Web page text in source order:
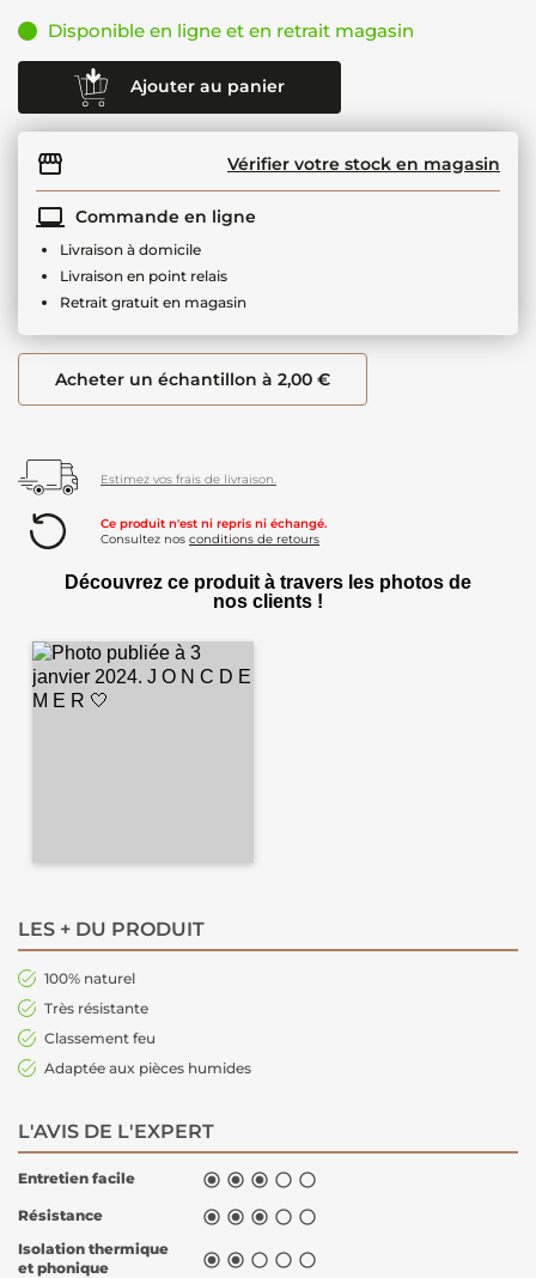
Disponible en ligne et en retrait magasin
Ajouter au panier
Vérifier votre stock en magasin
Commande en ligne
Livraison à domicile
Livraison en point relais
Retrait gratuit en magasin
Acheter un échantillon à 2,00 €
Estimez vos frais de livraison.
Ce produit n'est ni repris ni échangé.
Consultez nos conditions de retours
Découvrez ce produit à travers les photos de
nos clients !
LES + DU PRODUIT
100% naturel
Très résistante
Classement feu
Adaptée aux pièces humides
L'AVIS DE L'EXPERT
Entretien facile     
Résistance     
Isolation thermique
et phonique
    